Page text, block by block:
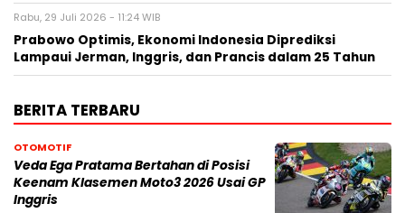
Rabu, 29 Juli 2026 - 11:24 WIB
Prabowo Optimis, Ekonomi Indonesia Diprediksi
Lampaui Jerman, Inggris, dan Prancis dalam 25 Tahun
BERITA TERBARU
OTOMOTIF
Veda Ega Pratama Bertahan di Posisi
Keenam Klasemen Moto3 2026 Usai GP
Inggris